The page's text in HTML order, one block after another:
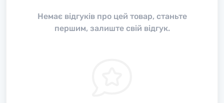
Немає відгуків про цей товар, станьте
першим, залиште свій відгук.